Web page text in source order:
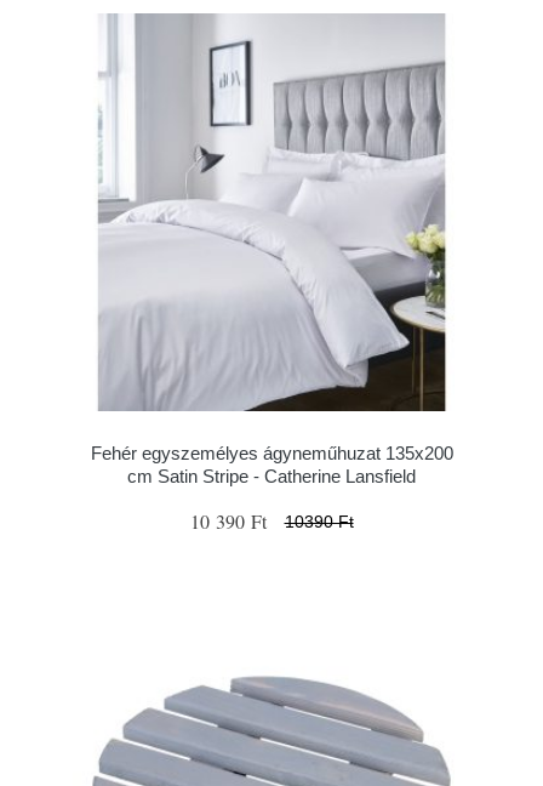
Fehér egyszemélyes ágyneműhuzat 135x200
cm Satin Stripe - Catherine Lansfield
10 390 Ft 10390 Ft